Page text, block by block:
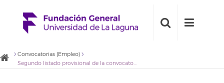
Convocatorias (Empleo)
Segundo listado provisional de la convocatoria bolsa de empleo “Responsable para la organización y producción de eventos»